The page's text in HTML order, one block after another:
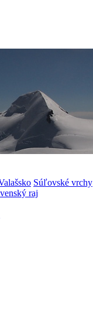
Súľovské vrchy
raj